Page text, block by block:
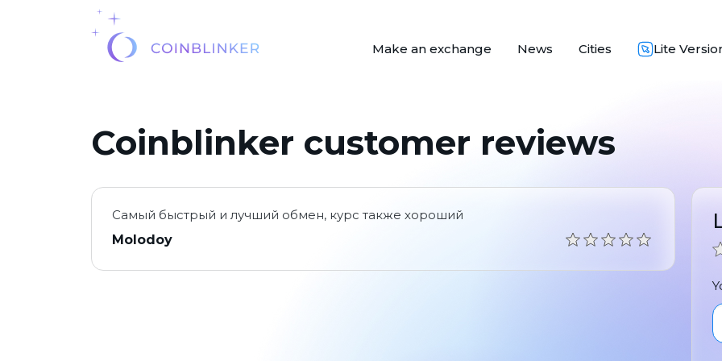
Make an exchange News Cities Lite
Coinblinker customer reviews
Самый быстрый и лучший обмен, курс также хороший
Molodoy